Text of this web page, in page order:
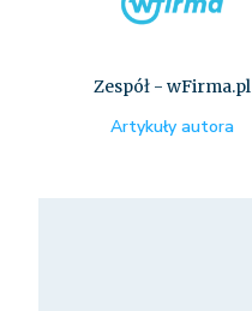
Zespół - wFirma.pl
Artykuły autora